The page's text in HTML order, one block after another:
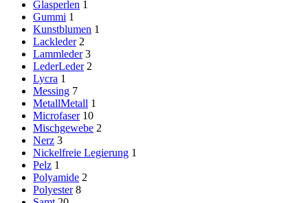
Glasperlen 1
Gummi 1
Kunstblumen 1
Lackleder 2
Lammleder 3
LederLeder 2
Lycra 1
Messing 7
MetallMetall 1
Microfaser 10
Mischgewebe 2
Nerz 3
Nickelfreie Legierung 1
Pelz 1
Polyamide 2
Polyester 8